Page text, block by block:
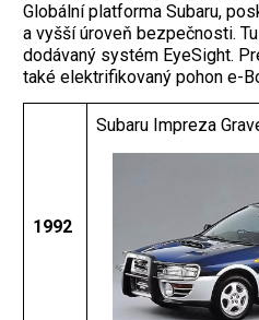
Globální platforma Subaru,
a vyšší úroveň bezpečnosti.
dodávaný systém EyeSight.
také elektrifikovaný ­pohon e-
1992
Subaru Impreza